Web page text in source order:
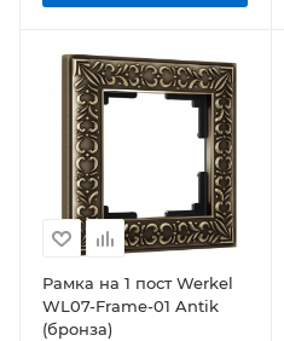
Рамка на 1 пост Werkel
WL07-Frame-01 Antik
(бронза)